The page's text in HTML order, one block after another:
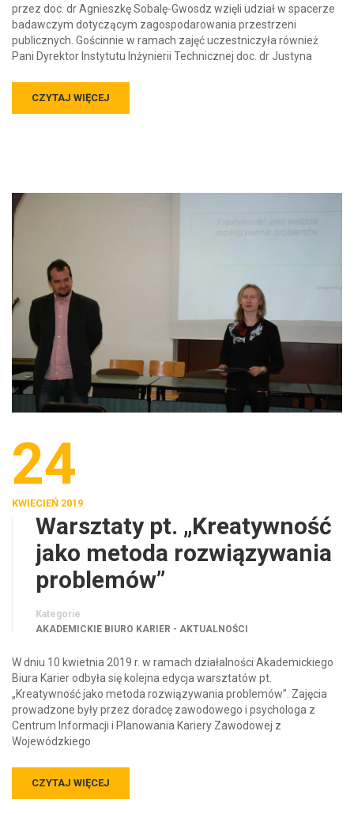
przez doc. dr Agnieszkę Sobalę-Gwosdz wzięli udział w spacerze
badawczym dotyczącym zagospodarowania przestrzeni
publicznych. Gościnnie w ramach zajęć uczestniczyła również
Pani Dyrektor Instytutu Inżynierii Technicznej doc. dr Justyna
CZYTAJ WIĘCEJ
24
KWIECIEŃ 2019
Warsztaty pt. „Kreatywność
jako metoda rozwiązywania
problemów”
Kategorie
AKADEMICKIE BIURO KARIER - AKTUALNOŚCI
W dniu 10 kwietnia 2019 r. w ramach działalności Akademickiego
Biura Karier odbyła się kolejna edycja warsztatów pt.
„Kreatywność jako metoda rozwiązywania problemów”. Zajęcia
prowadzone były przez doradcę zawodowego i psychologa z
Centrum Informacji i Planowania Kariery Zawodowej z
Wojewódzkiego
CZYTAJ WIĘCEJ